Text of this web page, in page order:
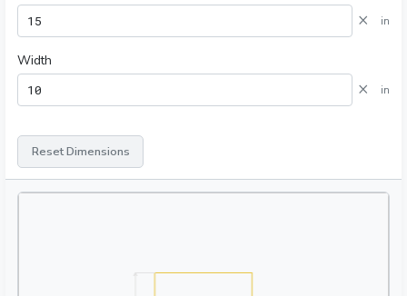
× in
Width
× in
Reset Dimensions